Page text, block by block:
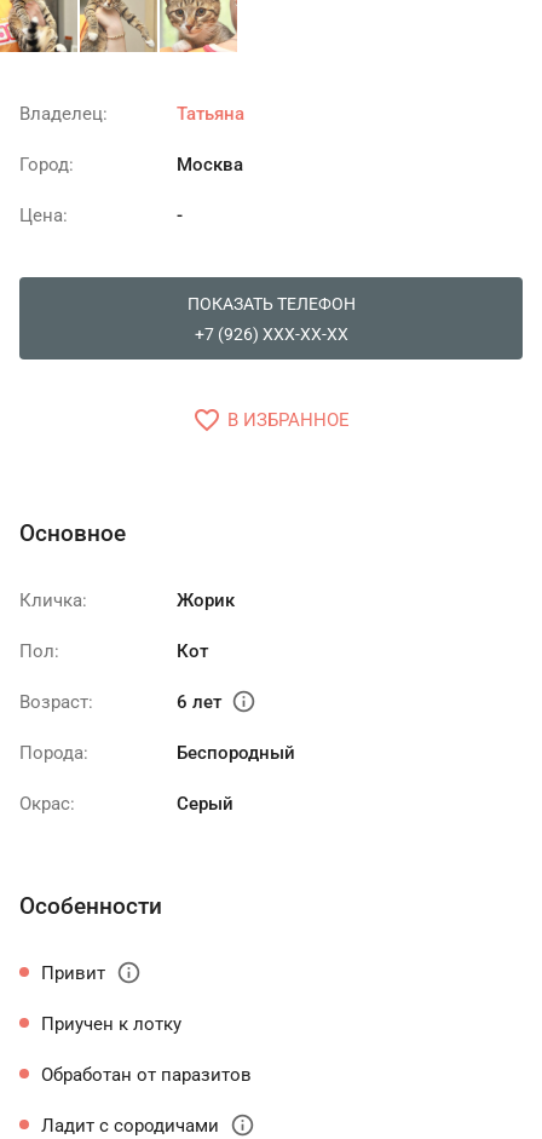
Владелец: Татьяна
Город: Москва
Цена: -
ПОКАЗАТЬ ТЕЛЕФОН
+7 (926) XXX-XX-XX
favorite_border В ИЗБРАННОЕ
Основное
Кличка: Жорик
Пол: Кот
Возраст: 6 лет info
Порода: Беспородный
Окрас: Серый
Особенности
Привит info
Приучен к лотку
Обработан от паразитов
Ладит с сородичами info